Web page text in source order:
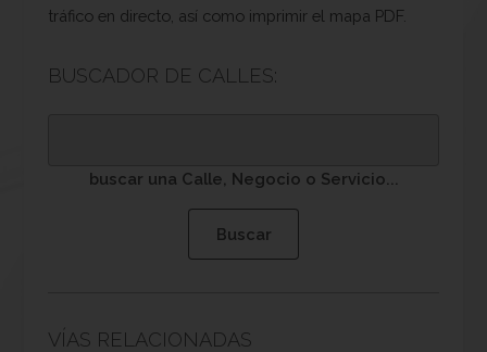
tráfico en directo, así como imprimir el mapa PDF.
BUSCADOR DE CALLES:
buscar una Calle, Negocio o Servicio...
VÍAS RELACIONADAS